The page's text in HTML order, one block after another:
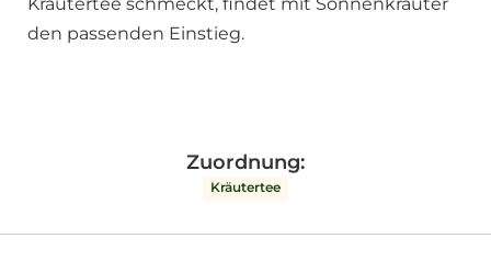
Kräutertee schmeckt, findet mit Sonnenkräuter
den passenden Einstieg.
Zuordnung:
Kräutertee